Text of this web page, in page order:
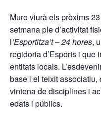
Muro viurà els pròxims
setmana ple d’activitat
l’Esportitza’t – 24 hores,
regidoria d’Esports i que
entitats locals.
base i el teixit associatiu,
vintena de disciplines i
edats i públics.